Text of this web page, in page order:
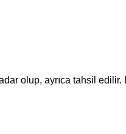
olup, ayrıca tahsil edilir.